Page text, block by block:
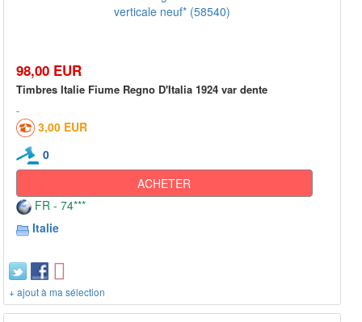
98,00 EUR
Timbres Italie Fiume Regno D'Italia 1924 var dente
3,00 EUR
0
ACHETER
FR - 74***
Italie
+ ajout à ma sélection